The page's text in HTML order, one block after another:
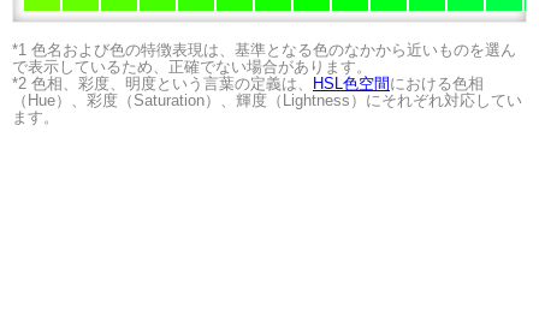
*1 色名および色の特徴表現は、基準となる色のなかから近いものを選ん
で表示しているため、正確でない場合があります。
*2 色相、彩度、明度という言葉の定義は、
HSL色空間 における色相
（Hue）、彩度（Saturation）、輝度（Lightness）にそれぞれ対応してい
ます。